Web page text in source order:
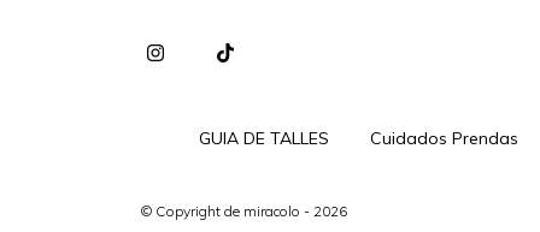
GUIA DE TALLES Cuidados Prendas
© Copyright de miracolo - 2026